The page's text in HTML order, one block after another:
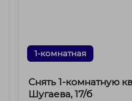
1-комнатная
Снять 1-комнатную
Шугаева, 17/б